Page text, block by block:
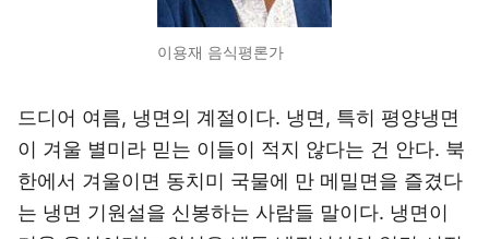
이용재 음식평론가
드디어 여름, 냉면의 계절이다. 냉면, 특히 평양냉면
이 겨울 별미라 믿는 이들이 적지 않다는 건 안다. 북
한에서 겨울이면 동치미 국물에 만 메밀면을 즐겼다
는 냉면 기원설을 신봉하는 사람들 말이다. 냉면이